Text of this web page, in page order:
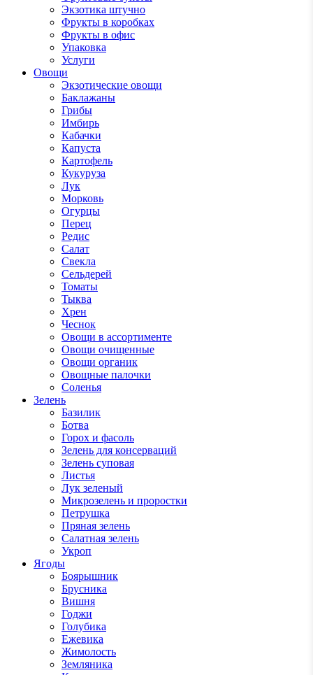
Экзотика штучно
Фрукты в коробках
Фрукты в офис
Упаковка
Услуги
Овощи
Экзотические овощи
Баклажаны
Грибы
Имбирь
Кабачки
Капуста
Картофель
Кукуруза
Лук
Морковь
Огурцы
Перец
Редис
Салат
Свекла
Сельдерей
Томаты
Тыква
Хрен
Чеснок
Овощи в ассортименте
Овощи очищенные
Овощи органик
Овощные палочки
Соленья
Зелень
Базилик
Ботва
Горох и фасоль
Зелень для консерваций
Зелень суповая
Листья
Лук зеленый
Микрозелень и проростки
Петрушка
Пряная зелень
Салатная зелень
Укроп
Ягоды
Боярышник
Брусника
Вишня
Годжи
Голубика
Ежевика
Жимолость
Земляника